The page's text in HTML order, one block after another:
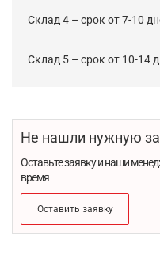
Склад 4 – срок от 7-10
Склад 5 – срок от 10-14
Не нашли нужную
Оставьте заявку и наши
время
Оставить заявку